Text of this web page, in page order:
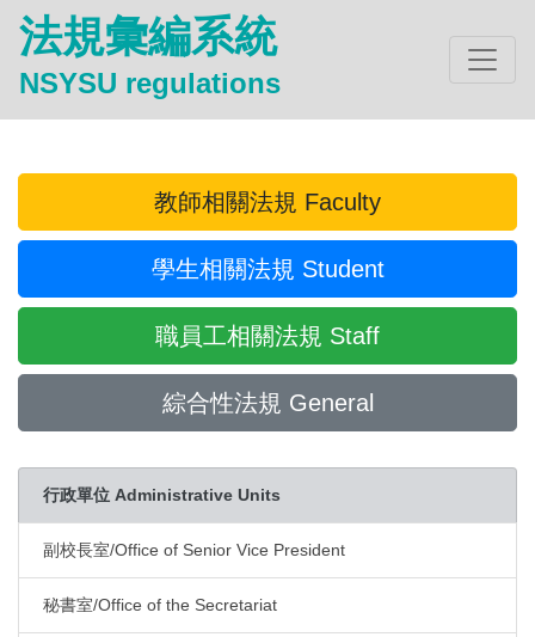
法規彙編系統
NSYSU regulations
教師相關法規 Faculty
學生相關法規 Student
職員工相關法規 Staff
綜合性法規 General
行政單位 Administrative Units
副校長室/Office of Senior Vice President
秘書室/Office of the Secretariat